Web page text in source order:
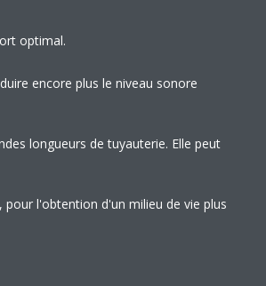
optimal.
encore plus le niveau sonore
longueurs de tuyauterie. Elle peut
l'obtention d'un milieu de vie plus